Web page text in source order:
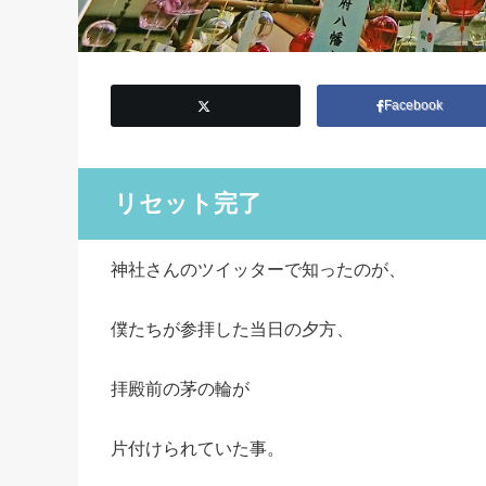
Facebook
リセット完了
神社さんのツイッターで知ったのが、
僕たちが参拝した当日の夕方、
拝殿前の茅の輪が
片付けられていた事。